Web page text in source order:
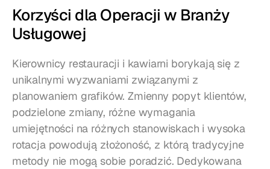
Korzyści dla Operacji w Branży
Usługowej
Kierownicy restauracji i kawiarni borykają się z
unikalnymi wyzwaniami związanymi z
planowaniem grafików. Zmienny popyt klientów,
podzielone zmiany, różne wymagania
umiejętności na różnych stanowiskach i wysoka
rotacja powodują złożoność, z którą tradycyjne
metody nie mogą sobie poradzić. Dedykowana